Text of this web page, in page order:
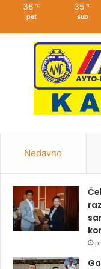
38 ℃
pet
35 ℃
sub
Nedavno